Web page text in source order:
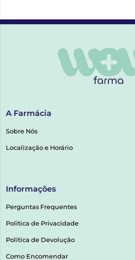
A Farmácia
Sobre Nós
Localização e Horário
Informações
Perguntas Frequentes
Política de Privacidade
Política de Devolução
Como Encomendar